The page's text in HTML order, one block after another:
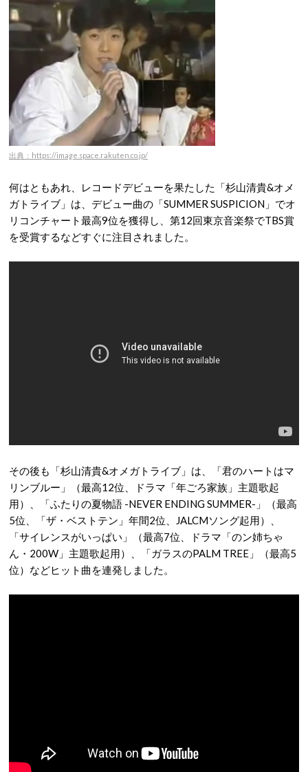
出典：https://image.space.rakuten.co.jp/
何はともあれ、レコードデビューを果たした「杉山清貴&オメ
ガトライブ」は、デビュー曲の「SUMMER SUSPICION」でオ
リコンチャート最高9位を獲得し、第12回東京音楽祭でTBS賞
を受賞するなどすぐに注目されました。
その後も「杉山清貴&オメガトライブ」は、「君のハートはマ
リンブルー」（最高12位、ドラマ「年ごろ家族」主題歌起
用）、「ふたりの夏物語 -NEVER ENDING SUMMER-」（最高
5位、「ザ・ベストテン」年間2位、JALCMソング起用）、
「サイレンスがいっぱい」（最高7位、ドラマ「のン姉ちゃ
ん・200W」主題歌起用）、「ガラスのPALM TREE」（最高5
位）などヒット曲を連発しました。